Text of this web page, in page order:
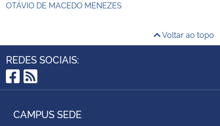
OTÁVIO DE MACEDO MENEZES
Voltar ao topo
REDES SOCIAIS:
Facebook
RSS
CAMPUS SEDE